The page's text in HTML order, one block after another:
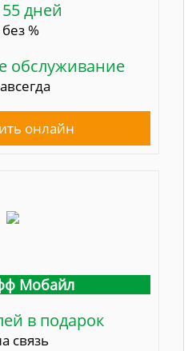
дней
без %
обслуживание
онлайн
Мобайл
в подарок
связь